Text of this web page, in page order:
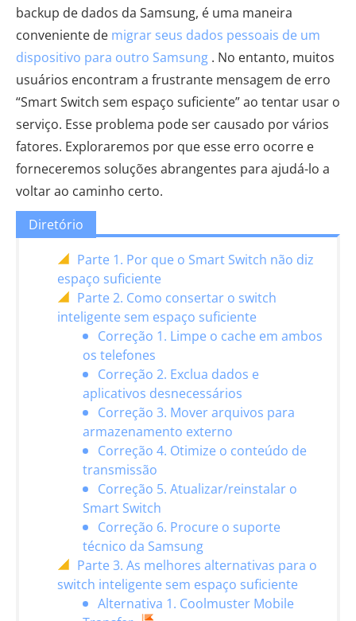
backup de dados da Samsung, é uma maneira
conveniente de migrar seus dados pessoais de um
dispositivo para outro Samsung . No entanto, muitos
usuários encontram a frustrante mensagem de erro
“Smart Switch sem espaço suficiente” ao tentar usar o
serviço. Esse problema pode ser causado por vários
fatores. Exploraremos por que esse erro ocorre e
forneceremos soluções abrangentes para ajudá-lo a
voltar ao caminho certo.
Diretório
Parte 1. Por que o Smart Switch não diz
espaço suficiente
Parte 2. Como consertar o switch
inteligente sem espaço suficiente
Correção 1. Limpe o cache em ambos
os telefones
Correção 2. Exclua dados e
aplicativos desnecessários
Correção 3. Mover arquivos para
armazenamento externo
Correção 4. Otimize o conteúdo de
transmissão
Correção 5. Atualizar/reinstalar o
Smart Switch
Correção 6. Procure o suporte
técnico da Samsung
Parte 3. As melhores alternativas para o
switch inteligente sem espaço suficiente
Alternativa 1. Coolmuster Mobile